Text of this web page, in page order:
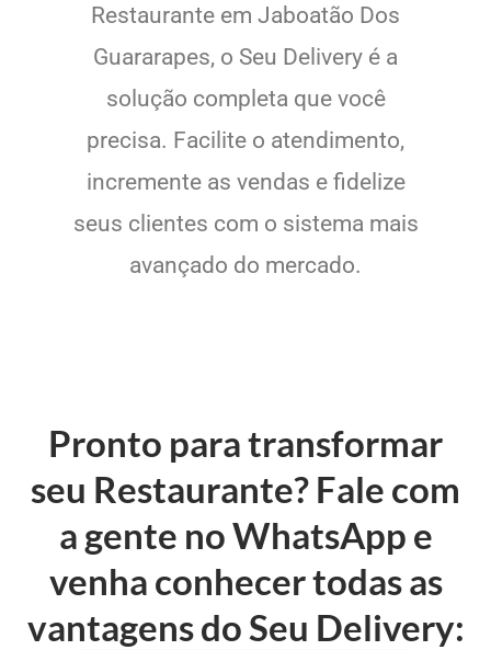
Restaurante em Jaboatão Dos
Guararapes, o Seu Delivery é a
solução completa que você
precisa. Facilite o atendimento,
incremente as vendas e fidelize
seus clientes com o sistema mais
avançado do mercado.
Pronto para transformar
seu Restaurante? Fale com
a gente no WhatsApp e
venha conhecer todas as
vantagens do Seu Delivery: